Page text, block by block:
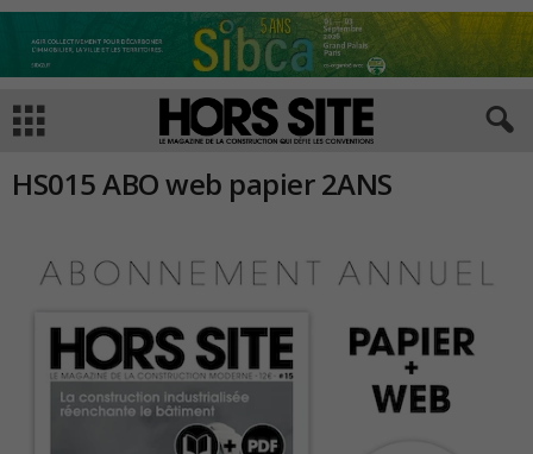
HS015 ABO web papier 2ANS